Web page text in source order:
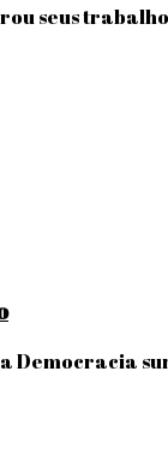
seus
Democracia